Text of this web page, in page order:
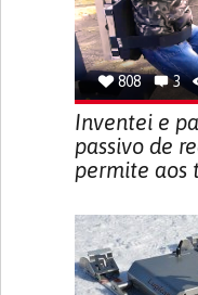
808 3
Inventei e
passivo de
permite aos